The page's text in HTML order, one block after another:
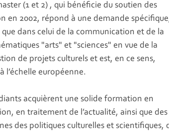
(1 et 2) , qui bénéficie du soutien des
en 2002, répond à une demande
dans celui de la communication et de la
"arts" et "sciences" en vue de la
de projets culturels et est, en ce sens,
l’échelle européenne.
acquièrent une solide formation en
en traitement de l’actualité, ainsi que des
des politiques culturelles et scientifiques,